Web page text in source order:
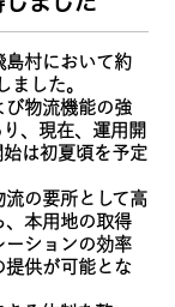
島村において約
ました。
び物流機能の強
、現在、運用開
は初夏頃を予定
の要所として高
、本用地の取得
ーションの効率
提供が可能とな